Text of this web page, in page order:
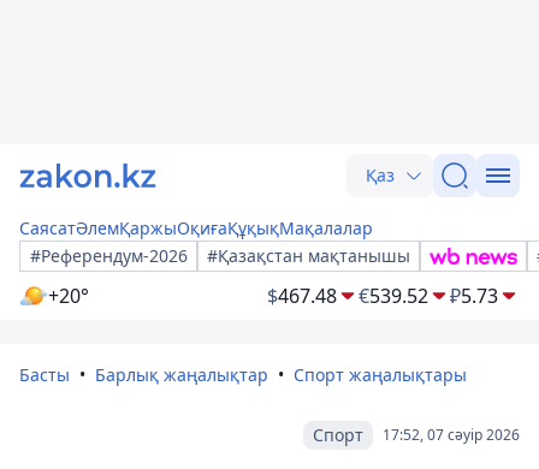
Қаз
СаясатӘлемҚаржыОқиғаҚұқықМақалалар
#Референдум-2026
#Қазақстан мақтанышы
+20° $467.48 €539.52 ₽5.73
Басты Барлық жаңалықтар Спорт жаңалықтары
17:52, 07 сәуір 2026
Спорт